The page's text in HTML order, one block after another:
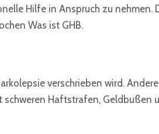
Hilfe in Anspruch zu nehmen.
Was ist GHB.
verschrieben wird.
schweren Haftstrafen, Geldbußen